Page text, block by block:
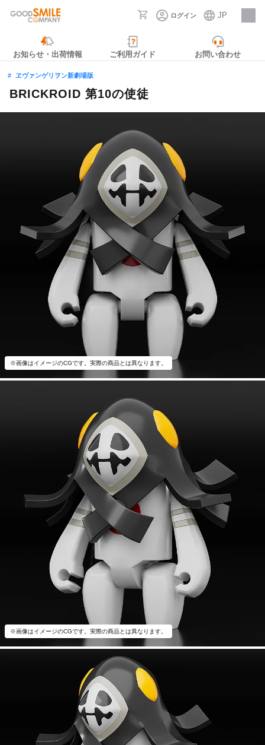
ログイン JP
採用情報
お知らせ・出荷情報 ご利用ガイド お問い合わせ
ヱヴァンゲリヲン新劇場版
BRICKROID 第10の使徒
※画像はイメージのCGです。実際の商品とは異なります。
※画像はイメージのCGです。実際の商品とは異なります。